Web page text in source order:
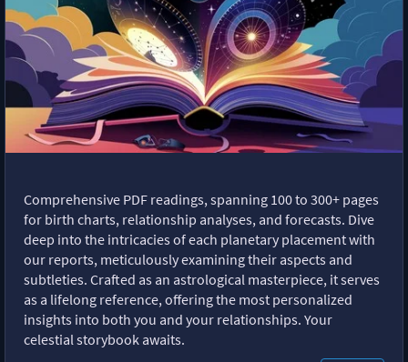
Comprehensive PDF readings, spanning 100 to 300+ pages
for birth charts, relationship analyses, and forecasts. Dive
deep into the intricacies of each planetary placement with
our reports, meticulously examining their aspects and
subtleties. Crafted as an astrological masterpiece, it serves
as a lifelong reference, offering the most personalized
insights into both you and your relationships. Your
celestial storybook awaits.